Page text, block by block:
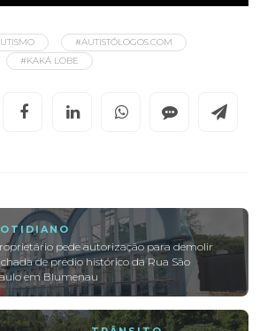
#AUTISTÓLOGOS.COM
#KAKÁ LOBE
pede autorização para demolir
de prédio histórico da Rua São
em Blumenau